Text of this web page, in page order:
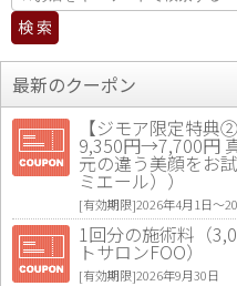
最新のクーポン
【ジモア限定特
9,350円→7,700円
元の違う美顔をお
ミエール））
[有効期限]2026年4月1日〜
1回分の施術料（
トサロンFOO）
[有効期限]2026年9月30日